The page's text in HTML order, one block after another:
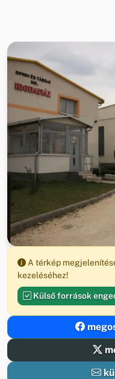
A térkép
kezeléséhez!
Külső források